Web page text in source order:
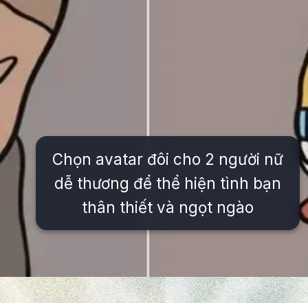
Chọn avatar đôi cho 2 người nữ
dễ thương để thể hiện tình bạn
thân thiết và ngọt ngào
Đang mở https://issiloo.edu.vn/avatar-doi